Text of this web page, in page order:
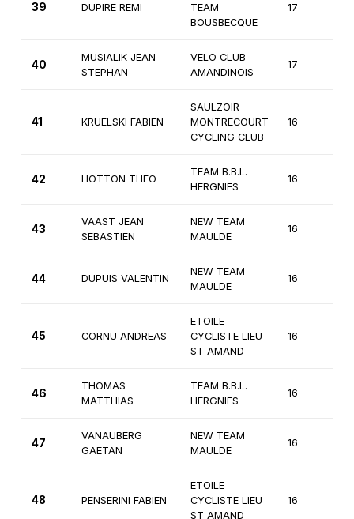
39 DUPIRE REMI
TEAM
BOUSBECQUE
17
40
MUSIALIK JEAN
STEPHAN
VELO CLUB
AMANDINOIS
17
41 KRUELSKI FABIEN
SAULZOIR
MONTRECOURT
CYCLING CLUB
16
42 HOTTON THEO
TEAM B.B.L.
HERGNIES
16
43
VAAST JEAN
SEBASTIEN
NEW TEAM
MAULDE
16
44 DUPUIS VALENTIN
NEW TEAM
MAULDE
16
45 CORNU ANDREAS
ETOILE
CYCLISTE LIEU
ST AMAND
16
46
THOMAS
MATTHIAS
TEAM B.B.L.
HERGNIES
16
47
VANAUBERG
GAETAN
NEW TEAM
MAULDE
16
48 PENSERINI FABIEN
ETOILE
CYCLISTE LIEU
ST AMAND
16